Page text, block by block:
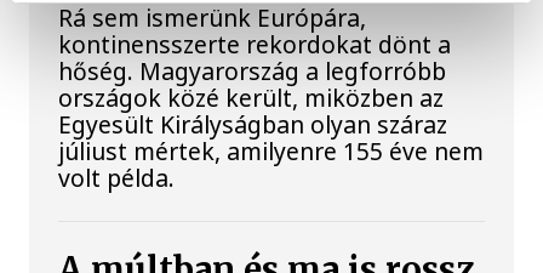
Rá sem ismerünk Európára,
kontinensszerte rekordokat dönt a
hőség. Magyarország a legforróbb
országok közé került, miközben az
Egyesült Királyságban olyan száraz
júliust mértek, amilyenre 155 éve nem
volt példa.